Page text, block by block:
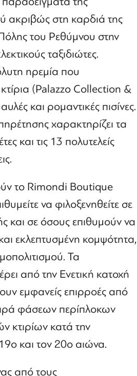
ακριβώς στη καρδιά της
του Ρεθύμνου στην
ταξιδιώτες.
ηρεμία που
(Palazzo Collection &
και ρομαντικές πισίνες.
χαρακτηρίζει τα
και τις 13 πολυτελείς
το Rimondi Boutique
να φιλοξενηθείτε σε
και σε όσους επιθυμούν να
εκλεπτυσμένη κομψότητα,
Τα
από την Ενετική κατοχή
εμφανείς επιρροές από
φάσεων περίπλοκων
κτιρίων κατά την
και τον 20ο αιώνα.
από τους